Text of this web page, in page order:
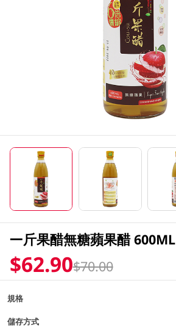
一斤果醋無糖蘋果醋 600ML
$62.90$70.00
規格
儲存方式